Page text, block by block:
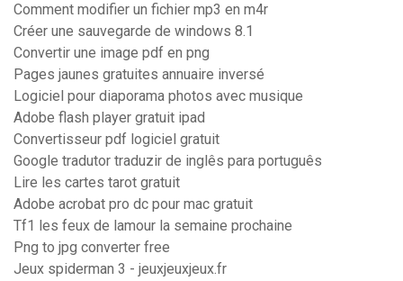
Comment modifier un fichier mp3 en m4r
Créer une sauvegarde de windows 8.1
Convertir une image pdf en png
Pages jaunes gratuites annuaire inversé
Logiciel pour diaporama photos avec musique
Adobe flash player gratuit ipad
Convertisseur pdf logiciel gratuit
Google tradutor traduzir de inglês para português
Lire les cartes tarot gratuit
Adobe acrobat pro dc pour mac gratuit
Tf1 les feux de lamour la semaine prochaine
Png to jpg converter free
Jeux spiderman 3 - jeuxjeuxjeux.fr